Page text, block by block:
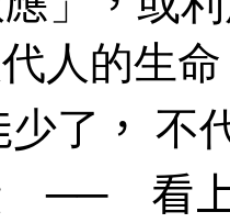
代人的生
少了 ， 不
── 看